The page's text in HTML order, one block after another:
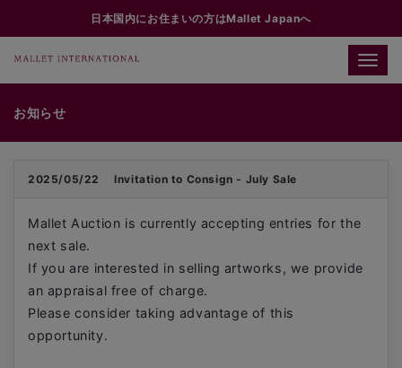
日本国内にお住まいの方はMallet Japanへ
Toggle
お知らせ
2025/05/22 Invitation to Consign - July Sale
Mallet Auction is currently accepting entries for the
next sale.
If you are interested in selling artworks, we provide
an appraisal free of charge.
Please consider taking advantage of this
opportunity.